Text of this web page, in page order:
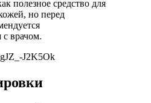
полезное средство для
но перед
с врачом.
J2K5Ok